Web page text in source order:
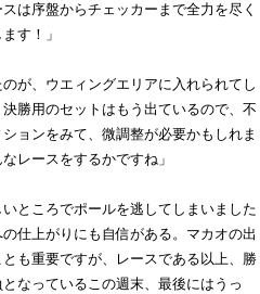
は序盤からチェッカーまで全力を尽く
す！」
が、ウエィングエリアに入れられてし
勝用のセットはもう出ているので、不
ョンをみて、微調整が必要かもしれま
レースをするかですね」
ところでポールを逃してしまいました
仕上がりにも自信がある。マカオの出
も重要ですが、レースである以上、勝
なっているこの週末、最後にはうっ